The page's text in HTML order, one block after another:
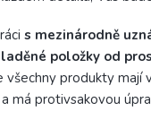
s mezinárodně
položky od
produkty mají
má protivsakovou